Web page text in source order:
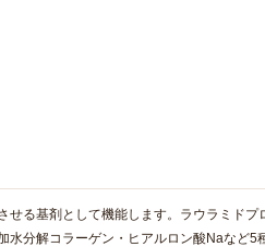
る基剤として機能します。ラウラミド
分解コラーゲン・ヒアルロン酸Naなど5